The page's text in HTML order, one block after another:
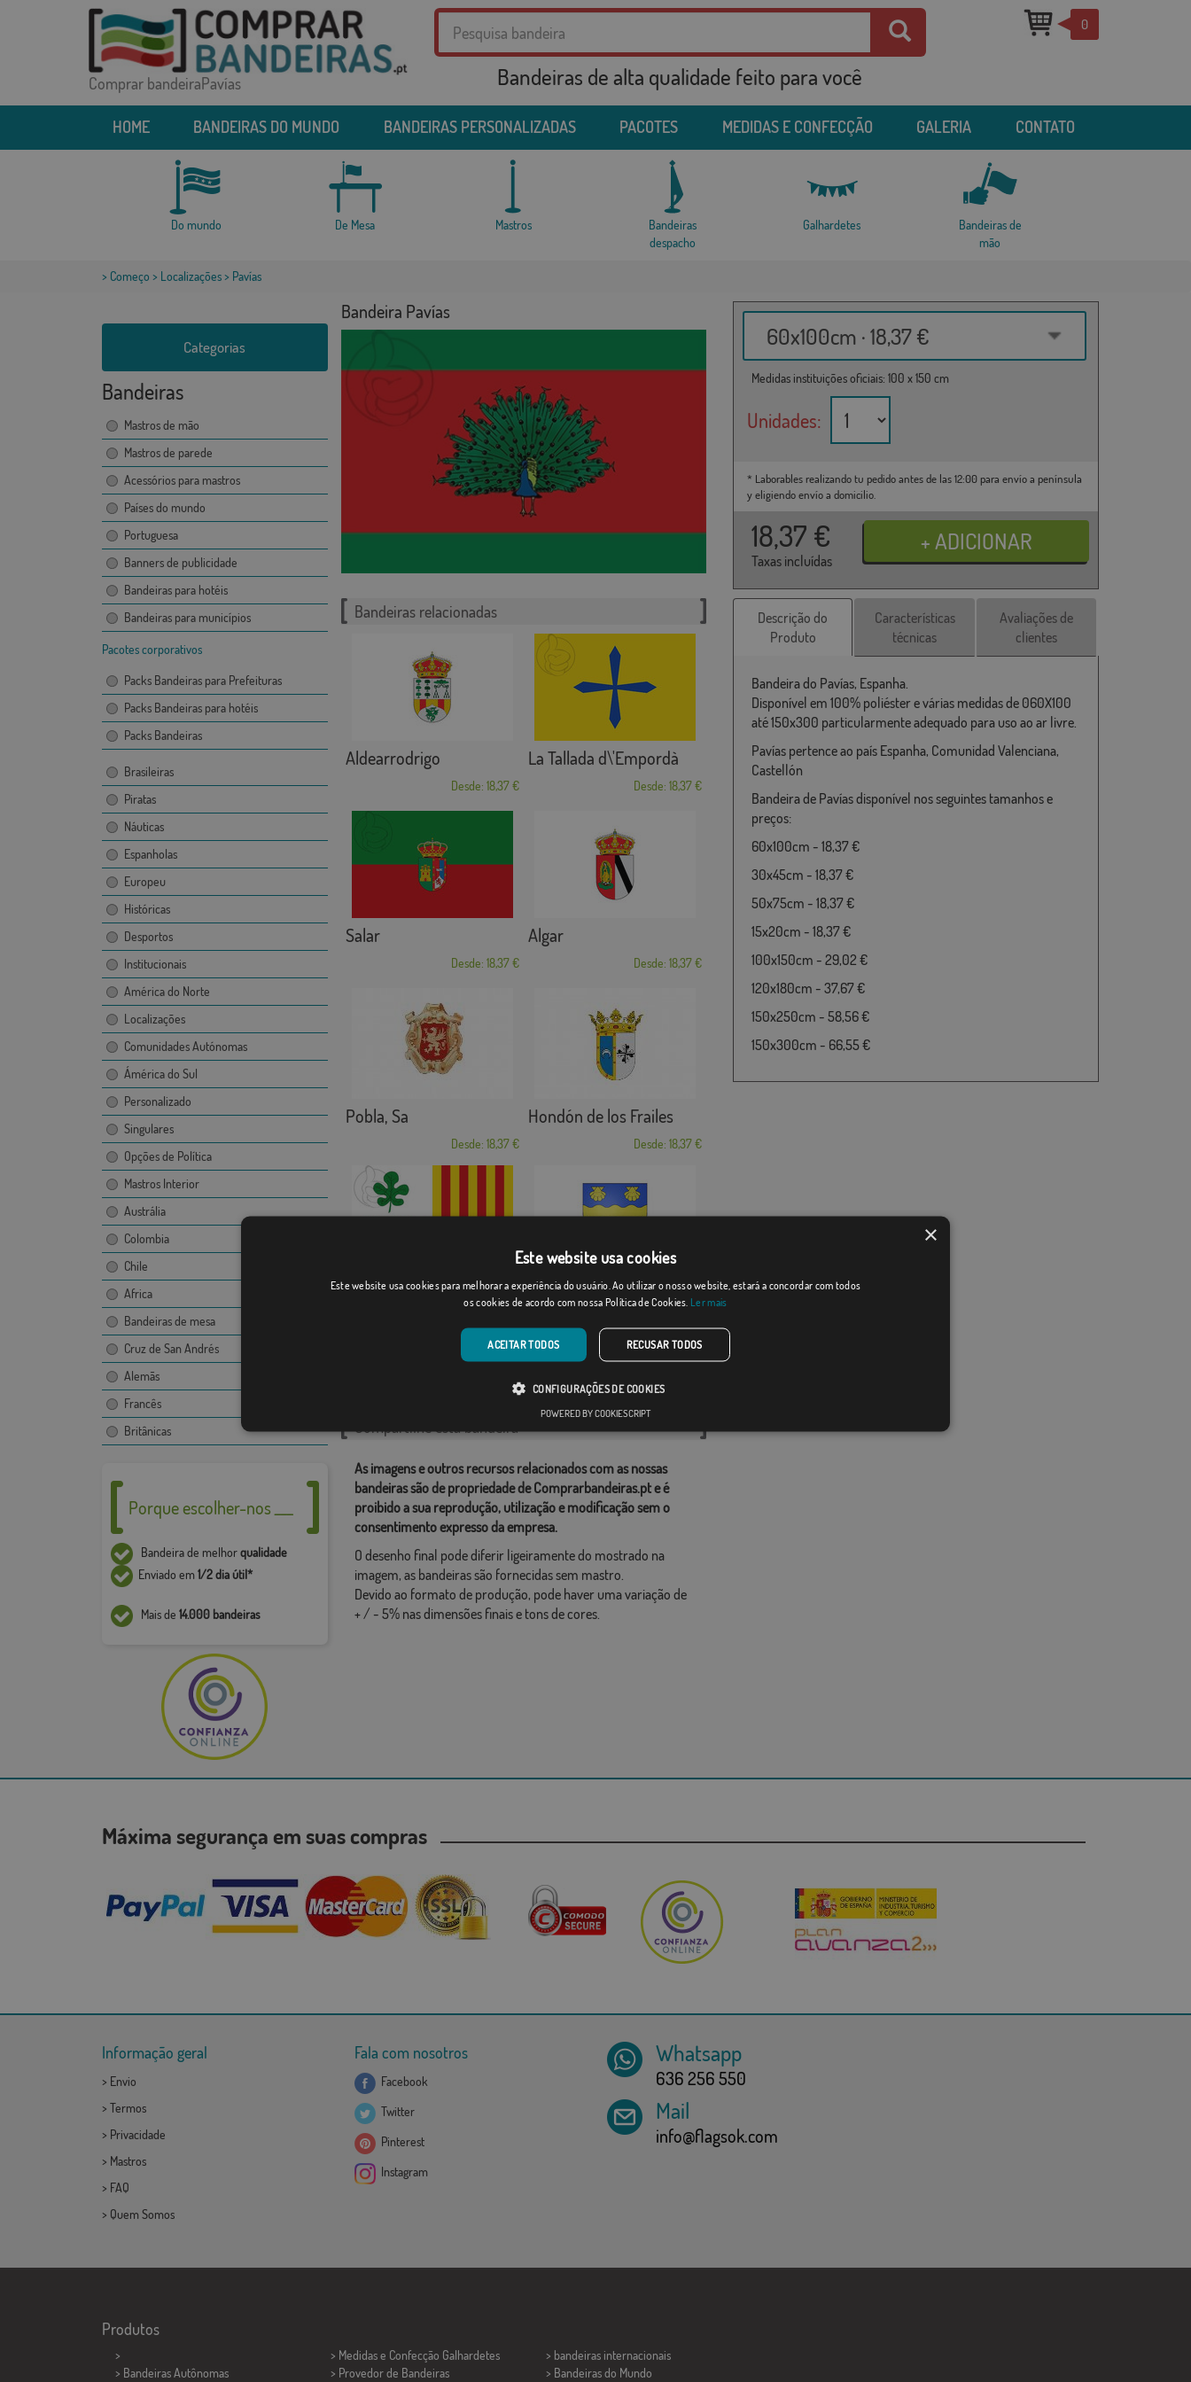
Comprar bandeiraPavías Bandeiras de alta qualidade feito para você
0
HOME BANDEIRAS DO MUNDO BANDEIRAS PERSONALIZADAS PACOTES MEDIDAS E CONFECÇÃO GALERIA CONTATO
Do mundo De Mesa Mastros
Bandeiras
despacho
Galhardetes
Bandeiras de
mão
> Começo > Localizações> Pavías
Categorias
Bandeiras
Mastros de mão
Mastros de parede
Acessórios para mastros
Países do mundo
Portuguesa
Banners de publicidade
Bandeiras para hotéis
Bandeiras para municípios
Pacotes corporativos
Packs Bandeiras para Prefeituras
Packs Bandeiras para hotéis
Packs Bandeiras
Brasileiras
Piratas
Náuticas
Espanholas
Europeu
Históricas
Desportos
Institucionais
América do Norte
Localizações
Comunidades Autónomas
Ámérica do Sul
Personalizado
Singulares
Opções de Política
Mastros Interior
Austrália
Colombia
Chile
Africa
Bandeiras de mesa
Cruz de San Andrés
Alemãs
Francês
Britânicas
Porque escolher-nos ___
Bandeira de melhorqualidade
Enviado em1/2 dia útil*
Mais de 14.000 bandeiras
Bandeira Pavías
60x100cm · 18,37 €
Medidas instituições oficiais: 100 x 150 cm
Unidades:
* Laborables realizando tu pedido antes de las 12:00 para envío a península
y eligiendo envío a domicilio.
18,37 €
Taxas incluídas
Bandeiras relacionadas
Aldearrodrigo
Desde: 18,37 €
La Tallada d\'Empordà
Desde: 18,37 €
Salar
Desde: 18,37 €
Algar
Desde: 18,37 €
Pobla, Sa
Desde: 18,37 €
Hondón de los Frailes
Desde: 18,37 €
Figueras Argiésans
Categorias relacionadas:
Compartilhe esta bandeira
As imagens e outros recursos relacionados com as nossas
bandeiras são de propriedade de Comprarbandeiras.pt e é
proibido a sua reprodução, utilização e modificação sem o
consentimento expresso da empresa.
O desenho final pode diferir ligeiramente do mostrado na
imagem, as bandeiras são fornecidas sem mastro.
Devido ao formato de produção, pode haver uma variação de
+ / - 5% nas dimensões finais e tons de cores.
Descrição do
Produto
Características
técnicas
Avaliações de
clientes
Bandeira do Pavías, Espanha.
Disponível em 100% poliéster e várias medidas de 060X100
até 150x300 particularmente adequado para uso ao ar livre.
Pavías pertence ao país Espanha, Comunidad Valenciana,
Castellón
Bandeira de Pavías disponível nos seguintes tamanhos e
preços:
60x100cm - 18,37 €
30x45cm - 18,37 €
50x75cm - 18,37 €
15x20cm - 18,37 €
100x150cm - 29,02 €
120x180cm - 37,67 €
150x250cm - 58,56 €
150x300cm - 66,55 €
Máxima segurança em suas compras
Informação geral
> Envio
> Termos
> Privacidade
> Mastros
> FAQ
> Quem Somos
Fala com nosotros
Facebook
Twitter
Pinterest
Instagram
Whatsapp
636 256 550
Mail
info@flagsok.com
Produtos
>
> Bandeiras Autônomas
> Medidas e Confecção Galhardetes
> Provedor de Bandeiras
> bandeiras internacionais
> Bandeiras do Mundo
×
Este website usa cookies
Este website usa cookies para melhorar a experiência do usuário. Ao utilizar o nosso website, estará a concordar com todos
os cookies de acordo com nossa Política de Cookies. Ler mais
ACEITAR TODOS RECUSAR TODOS
CONFIGURAÇÕES DE COOKIES
POWERED BY COOKIESCRIPT